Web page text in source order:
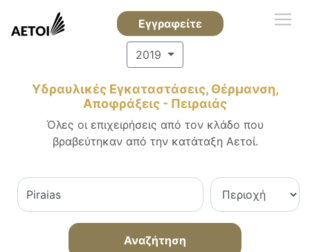
Εγγραφείτε
2019
Υδραυλικές Εγκαταστάσεις, Θέρμανση,
Αποφράξεις - Πειραιάς
Όλες οι επιχειρήσεις από τον κλάδο που
βραβεύτηκαν από την κατάταξη Αετοί.
Αναζήτηση